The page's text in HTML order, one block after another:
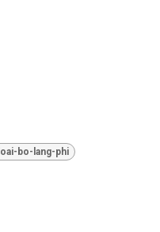
loai-bo-lang-phi